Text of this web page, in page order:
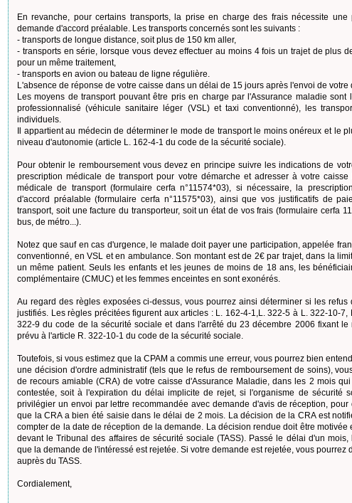
En revanche, pour certains transports, la prise en charge des frais nécessite
demande d'accord préalable. Les transports concernés sont les suivants :
- transports de longue distance, soit plus de 150 km aller,
- transports en série, lorsque vous devez effectuer au moins 4 fois un trajet de plus
pour un même traitement,
- transports en avion ou bateau de ligne régulière.
L'absence de réponse de votre caisse dans un délai de 15 jours après l'envoi de
Les moyens de transport pouvant être pris en charge par l'Assurance maladie sont
professionnalisé (véhicule sanitaire léger (VSL) et taxi conventionné), les
individuels.
Il appartient au médecin de déterminer le mode de transport le moins onéreux et le
niveau d'autonomie (article L. 162-4-1 du code de la sécurité sociale).
Pour obtenir le remboursement vous devez en principe suivre les indications de
prescription médicale de transport pour votre démarche et adresser à votre
médicale de transport (formulaire cerfa n°11574*03), si nécessaire, la
d'accord préalable (formulaire cerfa n°11575*03), ainsi que vos justificatifs de
transport, soit une facture du transporteur, soit un état de vos frais (formulaire cerfa
bus, de métro...).
Notez que sauf en cas d'urgence, le malade doit payer une participation, appelée
conventionné, en VSL et en ambulance. Son montant est de 2€ par trajet, dans la
un même patient. Seuls les enfants et les jeunes de moins de 18 ans, les
complémentaire (CMUC) et les femmes enceintes en sont exonérés.
Au regard des règles exposées ci-dessus, vous pourrez ainsi déterminer si les refus
justifiés. Les règles précitées figurent aux articles : L. 162-4-1,L. 322-5 à L. 322-10-
322-9 du code de la sécurité sociale et dans l'arrêté du 23 décembre 2006 fixant
prévu à l'article R. 322-10-1 du code de la sécurité sociale.
Toutefois, si vous estimez que la CPAM a commis une erreur, vous pourrez bien
une décision d'ordre administratif (tels que le refus de remboursement de soins),
de recours amiable (CRA) de votre caisse d'Assurance Maladie, dans les 2 mois
contestée, soit à l'expiration du délai implicite de rejet, si l'organisme de sécurité
privilégier un envoi par lettre recommandée avec demande d'avis de réception,
que la CRA a bien été saisie dans le délai de 2 mois. La décision de la CRA est
compter de la date de réception de la demande. La décision rendue doit être
devant le Tribunal des affaires de sécurité sociale (TASS). Passé le délai d'un
que la demande de l'intéressé est rejetée. Si votre demande est rejetée, vous
auprès du TASS.
Cordialement,